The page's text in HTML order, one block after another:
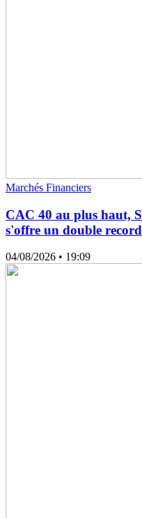
Marchés Financiers
CAC 40 au plus haut,
s'offre un double record
04/08/2026 • 19:09